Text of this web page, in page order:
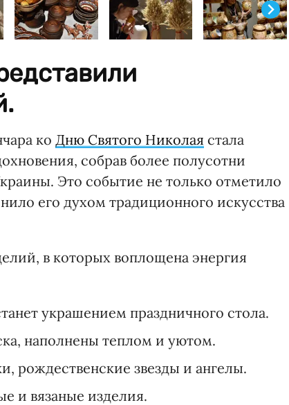
ко Дню Святого Николая стала
собрав более полусотни
Это событие не только отметило
его духом традиционного искусства
в которых воплощена энергия
украшением праздничного стола.
наполнены теплом и уютом.
рождественские звезды и ангелы.
и вязаные изделия.